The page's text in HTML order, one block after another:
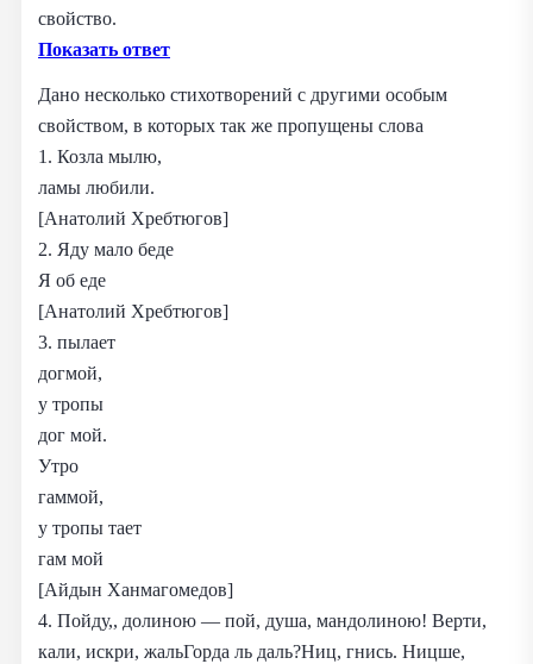
свойство.
Показать ответ
Дано несколько стихотворений с другими особым
свойством, в которых так же пропущены слова
1. Козла мылю,
ламы любили.
[Анатолий Хребтюгов]
2. Яду мало беде
Я об еде
[Анатолий Хребтюгов]
3. пылает
догмой,
у тропы
дог мой.
Утро
гаммой,
у тропы тает
гам мой
[Айдын Ханмагомедов]
4. Пойду,, долиною — пой, душа, мандолиною! Верти,
кали, искри, жальГорда ль даль?Ниц, гнись. Ницше,